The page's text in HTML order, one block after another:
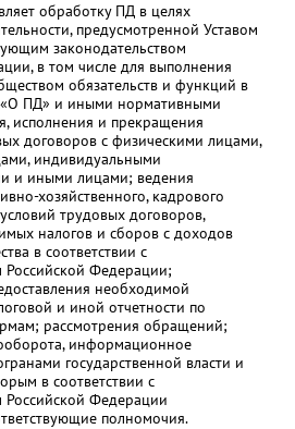
обработку ПД в целях
предусмотренной Уставом
законодательством
в том числе для выполнения
обязательств и функций в
«О ПД» и иными нормативными
исполнения и прекращения
договоров с физическими лицами,
индивидуальными
и иными лицами; ведения
хозяйственного, кадрового
трудовых договоров,
налогов и сборов с доходов
в соответствии с
Российской Федерации;
необходимой
и иной отчетности по
рассмотрения обращений;
информационное
государственной власти и
в соответствии с
Российской Федерации
полномочия.